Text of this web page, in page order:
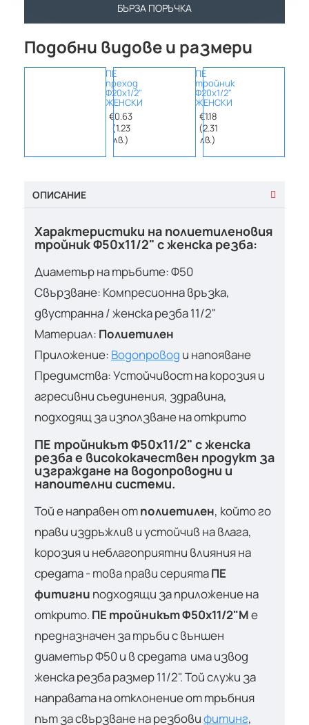
БЪРЗА ПОРЪЧКА
Подобни видове и размери
ПЕ
преход
Ф20х1/2"
ЖЕНСКИ
€0.63
(1.23
лв.)
ПЕ
тройник
Ф20х1/2"
ЖЕНСКИ
€1.18
(2.31
лв.)
ОПИСАНИЕ
Характеристики на полиетиленовия
тройник Ф50х11/2" с женска резба:
Диаметър на тръбите: Ф50
Свързване: Компресионна връзка,
двустранна / женска резба 11/2"
Материал: Полиетилен
Приложение: Водопровод и напояване
Предимства: Устойчивост на корозия и
агресивни съединения, здравина,
подходящ за използване на открито
ПЕ тройникът Ф50х11/2" с женска
резба е висококачествен продукт за
изграждане на водопроводни и
напоителни системи.
Той е направен отполиетилен, който го
прави издръжлив и устойчив на влага,
корозия и неблагоприятни влияния на
средата - това прави сериятаПЕ
фитигни подходящи за приложение на
открито. ПЕ тройникът Ф50х11/2"Ме
предназначен за тръби с външен
диаметър Ф50 и в средата има извод
женска резба размер 11/2". Той служи за
направата на отклонение от тръбния
път за свързване на резбовифитинг,